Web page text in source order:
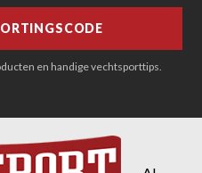
en handige vechtsporttips.